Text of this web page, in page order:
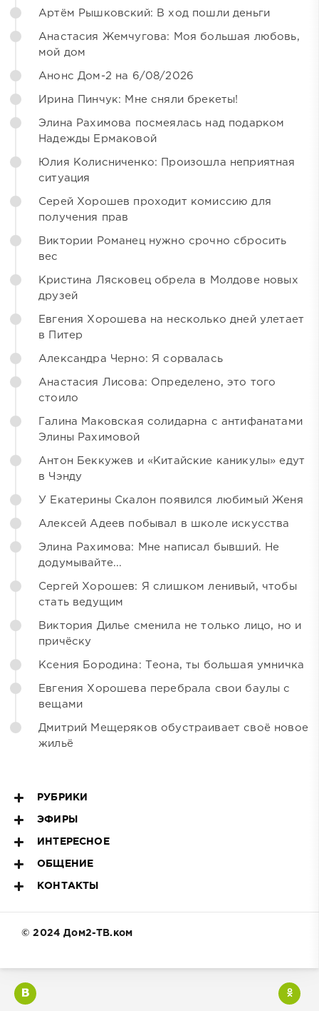
Артём Рышковский: В ход пошли деньги
Анастасия Жемчугова: Моя большая любовь,
мой дом
Анонс Дом-2 на 6/08/2026
Ирина Пинчук: Мне сняли брекеты!
Элина Рахимова посмеялась над подарком
Надежды Ермаковой
Юлия Колисниченко: Произошла неприятная
ситуация
Серей Хорошев проходит комиссию для
получения прав
Виктории Романец нужно срочно сбросить
вес
Кристина Лясковец обрела в Молдове новых
друзей
Евгения Хорошева на несколько дней улетает
в Питер
Александра Черно: Я сорвалась
Анастасия Лисова: Определено, это того
стоило
Галина Маковская солидарна с антифанатами
Элины Рахимовой
Антон Беккужев и «Китайские каникулы» едут
в Чэнду
У Екатерины Скалон появился любимый Женя
Алексей Адеев побывал в школе искусства
Элина Рахимова: Мне написал бывший. Не
додумывайте...
Сергей Хорошев: Я слишком ленивый, чтобы
стать ведущим
Виктория Дилье сменила не только лицо, но и
причёску
Ксения Бородина: Теона, ты большая умничка
Евгения Хорошева перебрала свои баулы с
вещами
Дмитрий Мещеряков обустраивает своё новое
жильё
РУБРИКИ
ЭФИРЫ
ИНТЕРЕСНОЕ
ОБЩЕНИЕ
КОНТАКТЫ
© 2024 Дом2-ТВ.ком